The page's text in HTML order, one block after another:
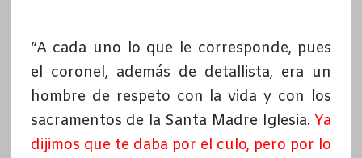
“A cada uno lo que le corresponde, pues
el coronel, además de detallista, era un
hombre de respeto con la vida y con los
sacramentos de la Santa Madre Iglesia.Ya
dijimos que te daba por el culo, pero por lo